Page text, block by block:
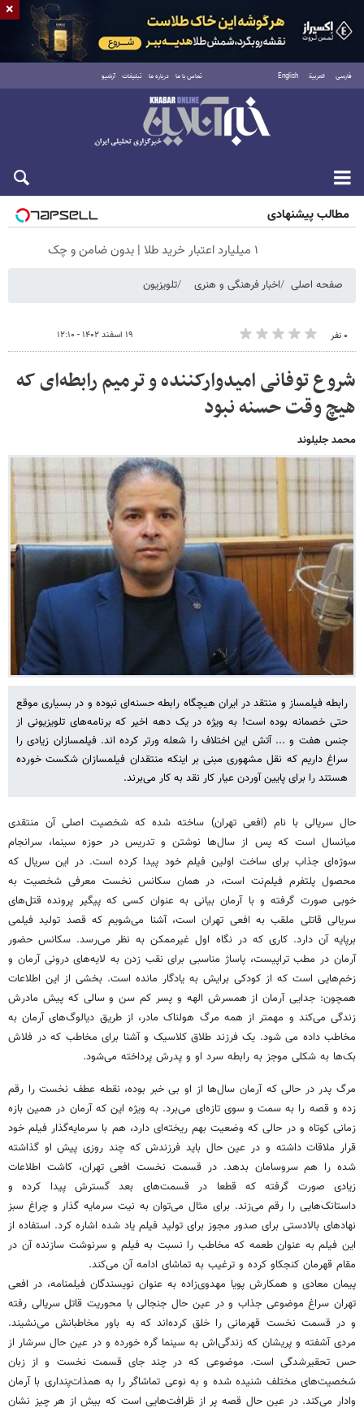
فارسی العربية English تماس با ما درباره ما تبلیغات آرشیو
شنبه ۱۷ مرداد ۱۴۰۵
مطالب پیشنهادی
۱ میلیارد اعتبار خرید طلا | بدون ضامن و چک
صفحه اصلی اخبار فرهنگی و هنری تلویزیون
۰ نفر ۱۹ اسفند ۱۴۰۲ - ۱۲:۱۰
شروع توفانی امیدوارکننده و ترمیم رابطه‌ای که
هیچ وقت حسنه نبود
محمد جلیلوند
رابطه فیلمساز و منتقد در ایران هیچگاه رابطه حسنه‌ای نبوده و در بسیاری موقع
حتی خصمانه بوده است! به ویژه در یک دهه اخیر که برنامه‌های تلویزیونی از
جنس هفت و ... آتش این اختلاف را شعله ورتر کرده اند. فیلمسازان زیادی را
سراغ داریم که نقل مشهوری مبنی بر اینکه منتقدان فیلمسازان شکست خورده
هستند را برای پایین آوردن عیار کار نقد به کار می‌برند.
حال سریالی با نام (افعی تهران) ساخته شده که شخصیت اصلی آن منتقدی
میانسال است که پس از سال‌ها نوشتن و تدریس در حوزه سینما، سرانجام
سوژه‌ای جذاب برای ساخت اولین فیلم خود پیدا کرده است. در این سریال که
محصول پلتفرم فیلم‌نت است، در همان سکانس نخست معرفی شخصیت به
خوبی صورت گرفته و با آرمان بیانی به عنوان کسی که پیگیر پرونده قتل‌های
سریالی قاتلی ملقب به افعی تهران است، آشنا می‌شویم که قصد تولید فیلمی
برپایه آن دارد. کاری که در نگاه اول غیرممکن به نظر می‌رسد. سکانس حضور
آرمان در مطب تراپیست، پاساژ مناسبی برای نقب زدن به لایه‌های درونی آرمان و
زخم‌هایی است که از کودکی برایش به یادگار مانده است. بخشی از این اطلاعات
همچون: جدایی آرمان از همسرش الهه و پسر کم سن و سالی که پیش مادرش
زندگی می‌کند و مهمتر از همه مرگ هولناک مادر، از طریق دیالوگ‌های آرمان به
مخاطب داده می شود. یک فرزند طلاق کلاسیک و آشنا برای مخاطب که در فلاش
بک‌ها به شکلی موجز به رابطه سرد او و پدرش پرداخته می‌شود.
مرگ پدر در حالی که آرمان سال‌ها از او بی خبر بوده، نقطه عطف نخست را رقم
زده و قصه را به سمت و سوی تازه‌ای می‌برد. به ویژه این که آرمان در همین بازه
زمانی کوتاه و در حالی که وضعیت بهم ریخته‌ای دارد، هم با سرمایه‌گذار فیلم خود
قرار ملاقات داشته و در عین حال باید فرزندش که چند روزی پیش او گذاشته
شده را هم سروسامان بدهد. در قسمت نخست افعی تهران، کاشت اطلاعات
زیادی صورت گرفته که قطعا در قسمت‌های بعد گسترش پیدا کرده و
داستانک‌هایی را رقم می‌زند. برای مثال می‌توان به نیت سرمایه گذار و چراغ سبز
نهادهای بالادستی برای صدور مجوز برای تولید فیلم یاد شده اشاره کرد. استفاده از
این فیلم به عنوان طعمه که مخاطب را نسبت به فیلم و سرنوشت سازنده آن در
مقام قهرمان کنجکاو کرده و ترغیب به تماشای ادامه آن می‌کند.
پیمان معادی و همکارش پویا مهدوی‌زاده به عنوان نویسندگان فیلمنامه، در افعی
تهران سراغ موضوعی جذاب و در عین حال جنجالی با محوریت قاتل سریالی رفته
و در قسمت نخست قهرمانی را خلق کرده‌اند که به باور مخاطبانش می‌نشیند.
مردی آشفته و پریشان که زندگی‌اش به سینما گره خورده و در عین حال سرشار از
حس تحقیرشدگی است. موضوعی که در چند جای قسمت نخست و از زبان
شخصیت‌های مختلف شنیده شده و به نوعی تماشاگر را به همذات‌پنداری با آرمان
وادار می‌کند. در عین حال قصه پر از ظرافت‌هایی است که بیش از هر چیز نشان
×